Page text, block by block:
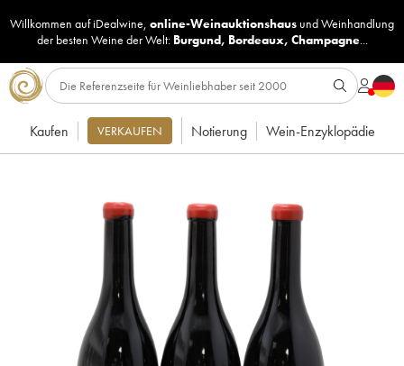
Willkommen auf iDealwine, online-Weinauktionshaus undWeinhandlung
der besten Weine der Welt: Burgund, Bordeaux, Champagne...
Kaufen VERKAUFEN Notierung Wein-Enzyklopädie